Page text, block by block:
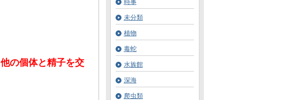
他の個体と精子を交
時事
未分類
植物
毒蛇
水族館
深海
爬虫類